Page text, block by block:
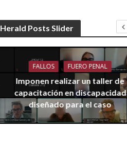
Herald Posts Slider
FALLOS FUERO PENAL
Imponen realizar un taller de
capacitación en discapacidad
diseñado para el caso